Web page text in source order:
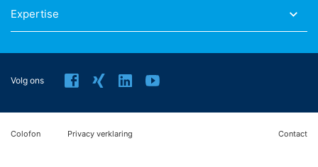
Expertise
Volg ons
Colofon Privacy verklaring Contact